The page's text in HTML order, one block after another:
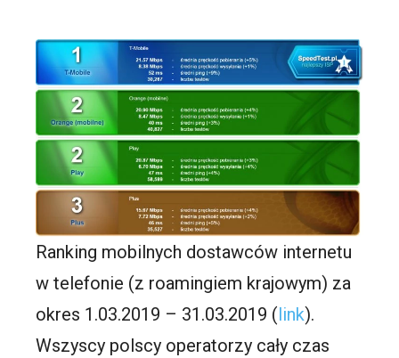
Ranking mobilnych dostawców internetu
w telefonie (z roamingiem krajowym) za
okres 1.03.2019 – 31.03.2019 (link).
Wszyscy polscy operatorzy cały czas